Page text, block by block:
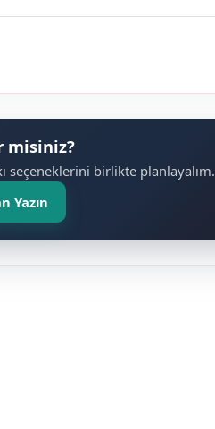
misiniz?
seçeneklerini birlikte planlayalım.
Yazın